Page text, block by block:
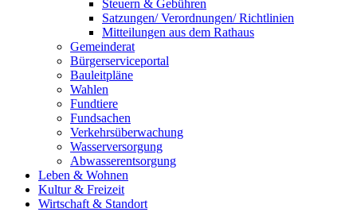
Steuern & Gebühren
Satzungen/ Verordnungen/ Richtlinien
Mitteilungen aus dem Rathaus
Gemeinderat
Bürgerserviceportal
Bauleitpläne
Wahlen
Fundtiere
Fundsachen
Verkehrsüberwachung
Wasserversorgung
Abwasserentsorgung
Leben & Wohnen
Kultur & Freizeit
Wirtschaft & Standort